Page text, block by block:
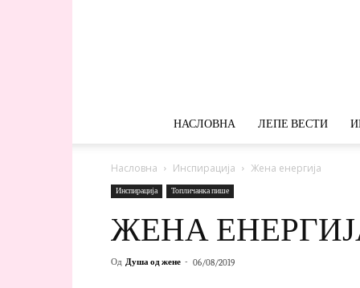
НАСЛОВНА ЛЕПЕ ВЕСТИ
Насловна Инспирација Жена енергија
Инспирација Топличанка пише
ЖЕНА
Од Душа од жене - 06/08/2019